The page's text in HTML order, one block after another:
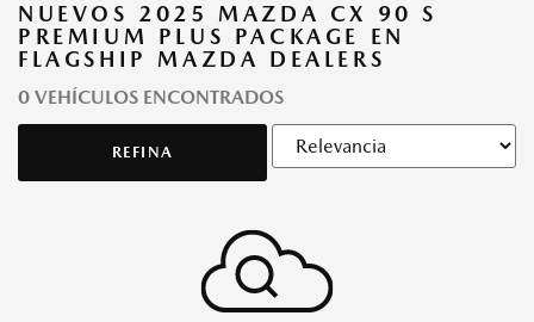
NUEVOS 2025 MAZDA CX 90 S
PREMIUM PLUS PACKAGE EN
FLAGSHIP MAZDA DEALERS
0 VEHÍCULOS ENCONTRADOS
REFINA